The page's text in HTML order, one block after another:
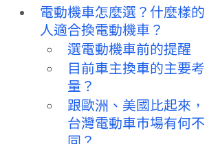
電動機車怎麼選？什麼樣的
人適合換電動機車？
選電動機車前的提醒
目前車主換車的主要考
量？
跟歐洲、美國比起來，
台灣電動車市場有何不
同？